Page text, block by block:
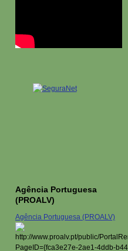
Agência Portuguesa
(PROALV)
Agência Portuguesa (PROALV)